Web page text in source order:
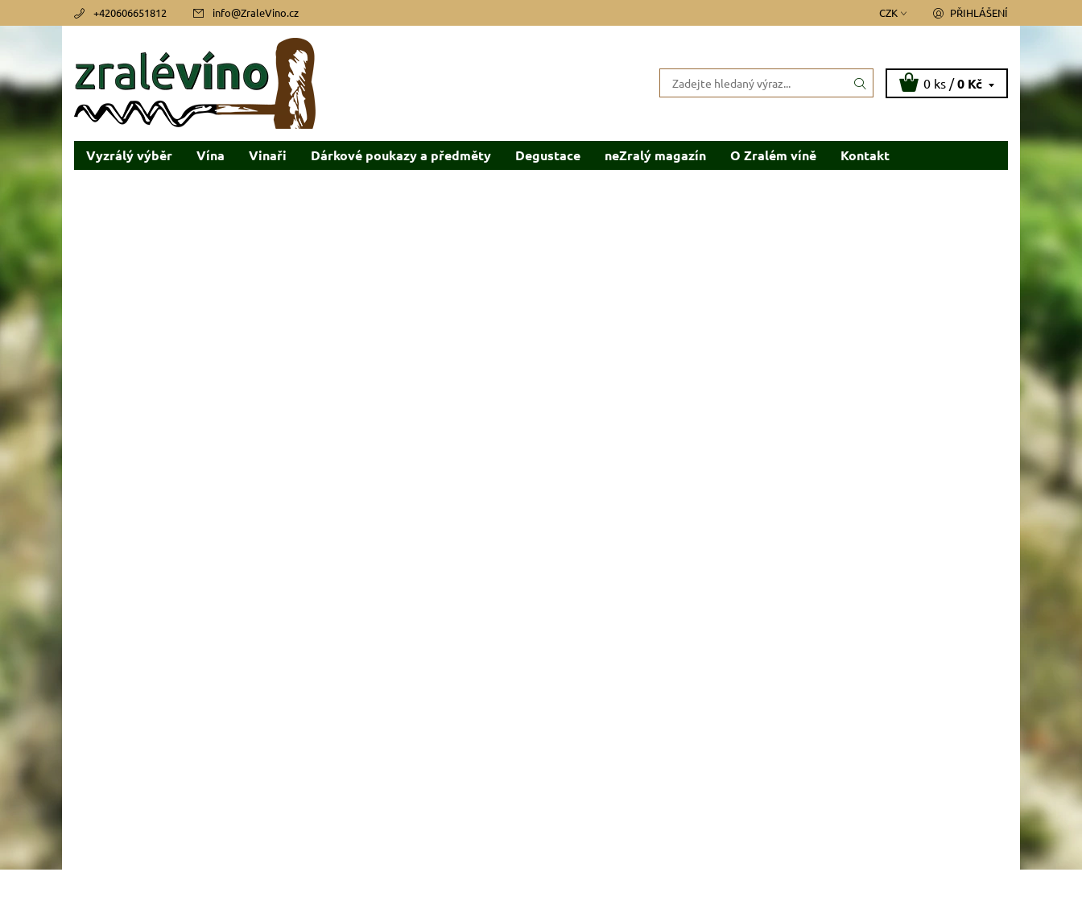
+420606651812 info@ZraleVino.cz CZK PŘIHLÁŠENÍ
0 ks /0 Kč
Vyzrálý výběr Vína Vinaři Dárkové poukazy a předměty Degustace neZralý magazín O Zralém víně Kontakt